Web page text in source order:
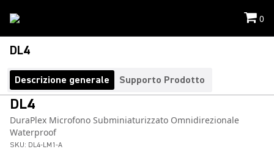
0
DL4
Descrizione generale Supporto Prodotto
DL4
DuraPlex Microfono Subminiaturizzato Omnidirezionale
Waterproof
SKU: DL4-LM1-A